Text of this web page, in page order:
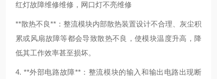
红灯故障维修维修，网口灯不亮维修
**散热不良**：整流模块内部散热装置设计不合理、灰尘积
累或风扇故障等都会导致散热不良，使模块温度升高，降
低其工作效率甚至损坏。
4. **外部电路故障**：整流模块的输入和输出电路出现断